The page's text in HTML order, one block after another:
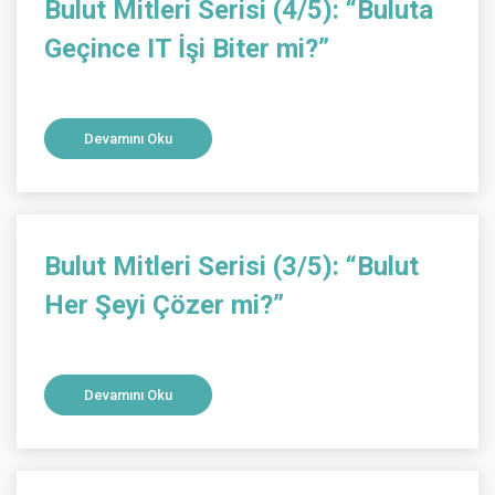
Bulut Mitleri Serisi (4/5): “Buluta
Geçince IT İşi Biter mi?”
Devamını Oku
Bulut Mitleri Serisi (3/5): “Bulut
Her Şeyi Çözer mi?”
Devamını Oku